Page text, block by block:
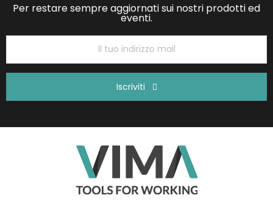
Per restare sempre aggiornati sui nostri prodotti ed
eventi.
Iscriviti